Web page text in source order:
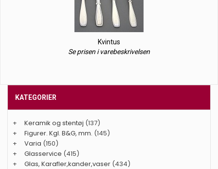
Kvintus
Se prisen i varebeskrivelsen
KATEGORIER
+ Keramik og stentøj (137)
+
Figurer. Kgl. B&G, mm. (145)
+
Varia (150)
+
Glasservice (415)
+
Glas, Karafler,kander,vaser (434)